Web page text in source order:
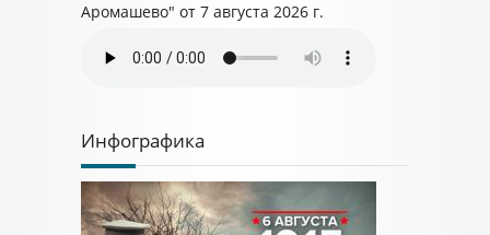
Аромашево" от 7 августа 2026 г.
Инфографика